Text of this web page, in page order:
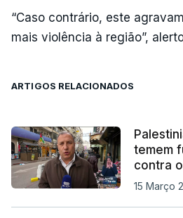
“Caso contrário, este
mais violência à região”,
ARTIGOS RELACIONADOS
temem
contra
15 Março